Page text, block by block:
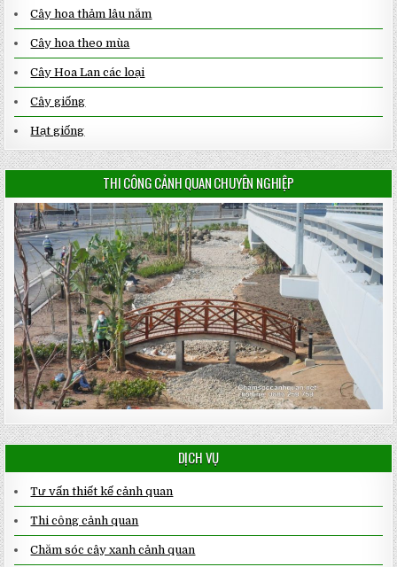
Cây hoa thảm lâu năm
Cây hoa theo mùa
Cây Hoa Lan các loại
Cây giống
Hạt giống
THI CÔNG CẢNH QUAN CHUYÊN NGHIỆP
DỊCH VỤ
Tư vấn thiết kế cảnh quan
Thi công cảnh quan
Chăm sóc cây xanh cảnh quan